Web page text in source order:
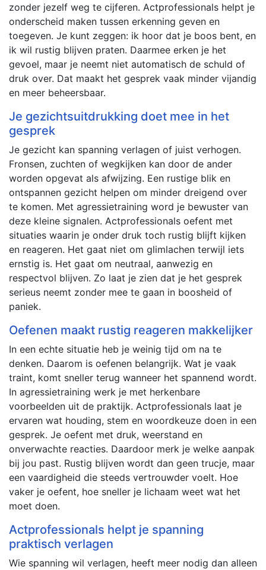
zonder jezelf weg te cijferen. Actprofessionals helpt je
onderscheid maken tussen erkenning geven en
toegeven. Je kunt zeggen: ik hoor dat je boos bent, en
ik wil rustig blijven praten. Daarmee erken je het
gevoel, maar je neemt niet automatisch de schuld of
druk over. Dat maakt het gesprek vaak minder vijandig
en meer beheersbaar.
Je gezichtsuitdrukking doet mee in het
gesprek
Je gezicht kan spanning verlagen of juist verhogen.
Fronsen, zuchten of wegkijken kan door de ander
worden opgevat als afwijzing. Een rustige blik en
ontspannen gezicht helpen om minder dreigend over
te komen. Met agressietraining word je bewuster van
deze kleine signalen. Actprofessionals oefent met
situaties waarin je onder druk toch rustig blijft kijken
en reageren. Het gaat niet om glimlachen terwijl iets
ernstig is. Het gaat om neutraal, aanwezig en
respectvol blijven. Zo laat je zien dat je het gesprek
serieus neemt zonder mee te gaan in boosheid of
paniek.
Oefenen maakt rustig reageren makkelijker
In een echte situatie heb je weinig tijd om na te
denken. Daarom is oefenen belangrijk. Wat je vaak
traint, komt sneller terug wanneer het spannend wordt.
In agressietraining werk je met herkenbare
voorbeelden uit de praktijk. Actprofessionals laat je
ervaren wat houding, stem en woordkeuze doen in een
gesprek. Je oefent met druk, weerstand en
onverwachte reacties. Daardoor merk je welke aanpak
bij jou past. Rustig blijven wordt dan geen trucje, maar
een vaardigheid die steeds vertrouwder voelt. Hoe
vaker je oefent, hoe sneller je lichaam weet wat het
moet doen.
Actprofessionals helpt je spanning
praktisch verlagen
Wie spanning wil verlagen, heeft meer nodig dan alleen